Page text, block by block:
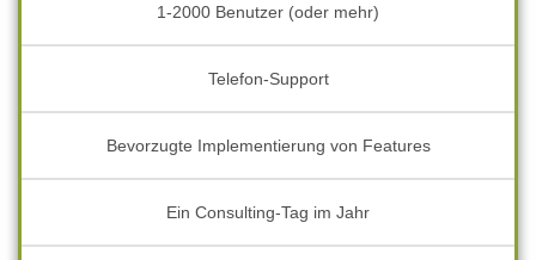
1-2000 Benutzer (oder mehr)
Telefon-Support
Bevorzugte Implementierung von Features
Ein Consulting-Tag im Jahr